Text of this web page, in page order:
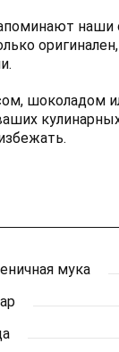
наши
шоколадом
мука